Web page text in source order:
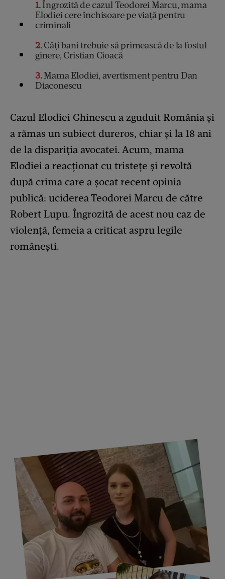
1Îngrozită de cazul Teodorei Marcu, mama
Elodiei cere închisoare pe viață pentru
criminali
2Câți bani trebuie să primească de la fostul
ginere, Cristian Cioacă
3Mama Elodiei, avertisment pentru Dan
Diaconescu
Cazul Elodiei Ghinescu a zguduit România și
a rămas un subiect dureros, chiar și la 18 ani
de la dispariția avocatei. Acum, mama
Elodiei a reacționat cu tristețe și revoltă
după crima care a șocat recent opinia
publică: uciderea Teodorei Marcu de către
Robert Lupu. Îngrozită de acest nou caz de
violență, femeia a criticat aspru legile
românești.